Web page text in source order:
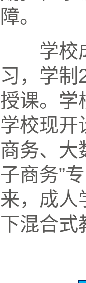
障。
学校
习，学制
授课。学
学校现开
商务、大
子商务”
来，成人
下混合式